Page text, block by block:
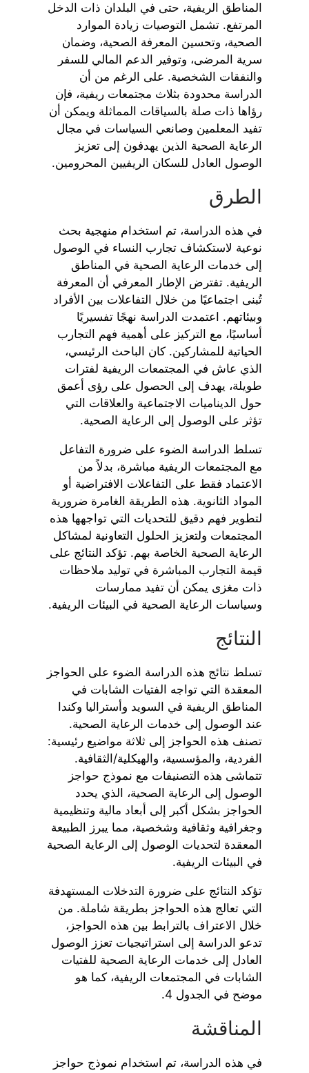
المناطق الريفية، حتى في البلدان ذات الدخل
المرتفع. تشمل التوصيات زيادة الموارد
الصحية، وتحسين المعرفة الصحية، وضمان
سرية المرضى، وتوفير الدعم المالي للسفر
والنفقات الشخصية. على الرغم من أن
الدراسة محدودة بثلاث مجتمعات ريفية، فإن
رؤاها ذات صلة بالسياقات المماثلة ويمكن أن
تفيد المعلمين وصانعي السياسات في مجال
الرعاية الصحية الذين يهدفون إلى تعزيز
الوصول العادل للسكان الريفيين المحرومين.
الطرق
في هذه الدراسة، تم استخدام منهجية بحث
نوعية لاستكشاف تجارب النساء في الوصول
إلى خدمات الرعاية الصحية في المناطق
الريفية. تفترض الإطار المعرفي أن المعرفة
تُبنى اجتماعيًا من خلال التفاعلات بين الأفراد
وبيئاتهم. اعتمدت الدراسة نهجًا تفسيريًا
أساسيًا، مع التركيز على أهمية فهم التجارب
الحياتية للمشاركين. كان الباحث الرئيسي،
الذي عاش في المجتمعات الريفية لفترات
طويلة، يهدف إلى الحصول على رؤى أعمق
حول الديناميات الاجتماعية والعلاقات التي
تؤثر على الوصول إلى الرعاية الصحية.
تسلط الدراسة الضوء على ضرورة التفاعل
مع المجتمعات الريفية مباشرة، بدلاً من
الاعتماد فقط على التفاعلات الافتراضية أو
المواد الثانوية. هذه الطريقة الغامرة ضرورية
لتطوير فهم دقيق للتحديات التي تواجهها هذه
المجتمعات ولتعزيز الحلول التعاونية لمشاكل
الرعاية الصحية الخاصة بهم. تؤكد النتائج على
قيمة التجارب المباشرة في توليد ملاحظات
ذات مغزى يمكن أن تفيد ممارسات
وسياسات الرعاية الصحية في البيئات الريفية.
النتائج
تسلط نتائج هذه الدراسة الضوء على الحواجز
المعقدة التي تواجه الفتيات الشابات في
المناطق الريفية في السويد وأستراليا وكندا
عند الوصول إلى خدمات الرعاية الصحية.
تصنف هذه الحواجز إلى ثلاثة مواضيع رئيسية:
الفردية، والمؤسسية، والهيكلية/الثقافية.
تتماشى هذه التصنيفات مع نموذج حواجز
الوصول إلى الرعاية الصحية، الذي يحدد
الحواجز بشكل أكبر إلى أبعاد مالية وتنظيمية
وجغرافية وثقافية وشخصية، مما يبرز الطبيعة
المعقدة لتحديات الوصول إلى الرعاية الصحية
في البيئات الريفية.
تؤكد النتائج على ضرورة التدخلات المستهدفة
التي تعالج هذه الحواجز بطريقة شاملة. من
خلال الاعتراف بالترابط بين هذه الحواجز،
تدعو الدراسة إلى استراتيجيات تعزز الوصول
العادل إلى خدمات الرعاية الصحية للفتيات
الشابات في المجتمعات الريفية، كما هو
موضح في الجدول 4.
المناقشة
في هذه الدراسة، تم استخدام نموذج حواجز